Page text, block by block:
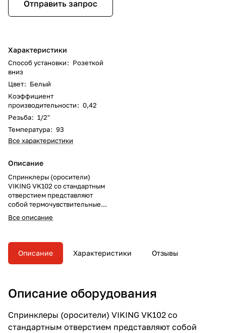
Отправить запрос
Характеристики
Способ установки: Розеткой
вниз
Цвет: Белый
Коэффициент
производительности: 0,42
Резьба: 1/2"
Температура: 93
Все характеристики
Описание
Спринклеры (оросители)
VIKING VK102 со стандартным
отверстием представляют
собой термочувствительные
устройства со стеклянной
колбой, рассчитанные на
срабатывания.
Все описание
Описание Характеристики Отзывы
Описание оборудования
Спринклеры (оросители) VIKING VK102 со
стандартным отверстием представляют собой